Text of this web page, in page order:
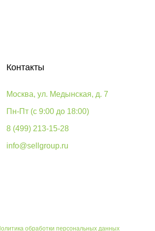
Контакты
Москва, ул. Медынская, д. 7
Пн-Пт (с 9:00 до 18:00)
8 (499) 213-15-28
info@sellgroup.ru
обработки персональных данных